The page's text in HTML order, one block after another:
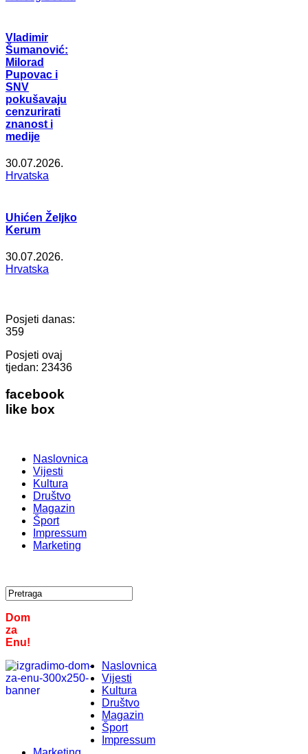
Vladimir
Šumanović:
Milorad
Pupovac i
SNV
pokušavaju
cenzurirati
znanost i
medije
30.07.2026.
Hrvatska
Uhićen Željko
Kerum
30.07.2026.
Hrvatska
Posjeti danas:
359
Posjeti ovaj
tjedan: 23436
facebook
like box
Naslovnica
Vijesti
Kultura
Društvo
Magazin
Šport
Impressum
Marketing
Dom
za
Enu!
Naslovnica
Vijesti
Kultura
Društvo
Magazin
Šport
Impressum